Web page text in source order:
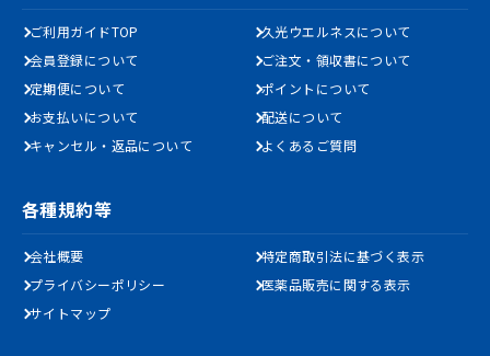
ご利用ガイドTOP
久光ウエルネスについて
会員登録について
ご注文・領収書について
定期便について
ポイントについて
お支払いについて
配送について
キャンセル・返品について
よくあるご質問
各種規約等
会社概要
特定商取引法に基づく表示
プライバシーポリシー
医薬品販売に関する表示
サイトマップ